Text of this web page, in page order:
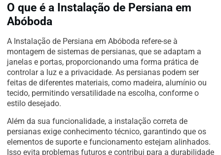
O que é a Instalação de Persiana em
Abóboda
A Instalação de Persiana em Abóboda refere-se à
montagem de sistemas de persianas, que se adaptam a
janelas e portas, proporcionando uma forma prática de
controlar a luz e a privacidade. As persianas podem ser
feitas de diferentes materiais, como madeira, alumínio ou
tecido, permitindo versatilidade na escolha, conforme o
estilo desejado.
Além da sua funcionalidade, a instalação correta de
persianas exige conhecimento técnico, garantindo que os
elementos de suporte e funcionamento estejam alinhados.
Isso evita problemas futuros e contribui para a durabilidade